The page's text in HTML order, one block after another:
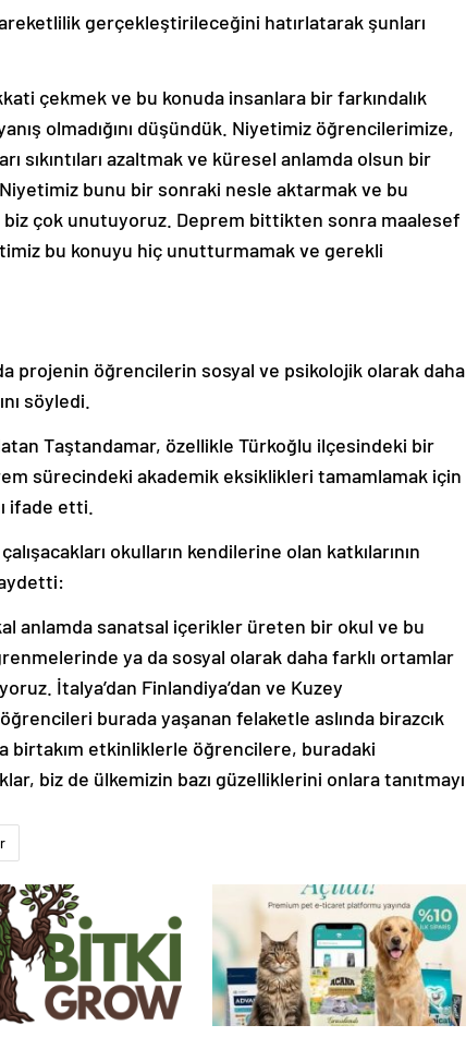
gerçekleştirileceğini hatırlatarak şunları
çekmek ve bu konuda insanlara bir farkındalık
olmadığını düşündük. Niyetimiz öğrencilerimize,
sıkıntıları azaltmak ve küresel anlamda olsun bir
bunu bir sonraki nesle aktarmak ve bu
çok unutuyoruz. Deprem bittikten sonra maalesef
bu konuyu hiç unutturmamak ve gerekli
projenin öğrencilerin sosyal ve psikolojik olarak daha
söyledi.
Taştandamar, özellikle Türkoğlu ilçesindeki bir
sürecindeki akademik eksiklikleri tamamlamak için
ifade etti.
okulların kendilerine olan katkılarının
anlamda sanatsal içerikler üreten bir okul ve bu
ya da sosyal olarak daha farklı ortamlar
İtalya’dan Finlandiya’dan ve Kuzey
burada yaşanan felaketle aslında birazcık
birtakım etkinliklerle öğrencilere, buradaki
biz de ülkemizin bazı güzelliklerini onlara tanıtmayı